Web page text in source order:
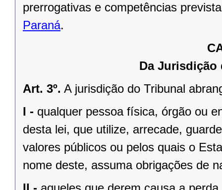
prerrogativas e competências
Paraná.
Da Jurisdição
Art. 3º. A jurisdição do Tribunal
I - qualquer pessoa física, órgão ou
desta lei, que utilize, arrecade,
valores públicos ou pelos quais o
nome deste, assuma obrigações de